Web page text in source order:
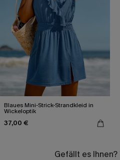
Blaues Mini-Strick-Strandkleid in
Wickeloptik
37,00 €
Gefällt es Ihnen?